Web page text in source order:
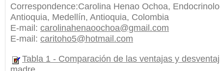
Correspondence:Carolina Henao Ochoa,
Antioquia, Medellín, Antioquia, Colombia
E-mail: carolinahenaoochoa@gmail.com
E-mail: caritoho5@hotmail.com
Tabla 1 - Comparación de las ventajas y